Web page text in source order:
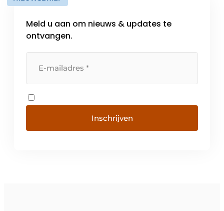
Meld u aan om nieuws & updates te
ontvangen.
Inschrijven